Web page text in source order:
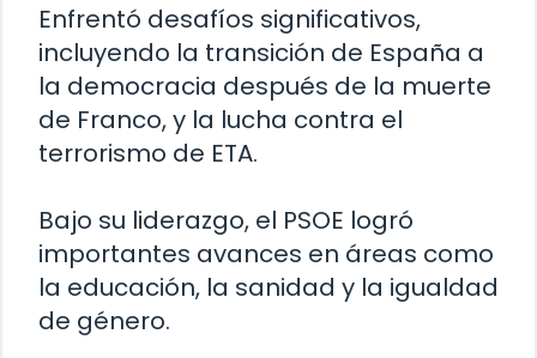
Enfrentó desafíos significativos,
incluyendo la transición de España a
la democracia después de la muerte
de Franco, y la lucha contra el
terrorismo de ETA.
Bajo su liderazgo, el PSOE logró
importantes avances en áreas como
la educación, la sanidad y la igualdad
de género.